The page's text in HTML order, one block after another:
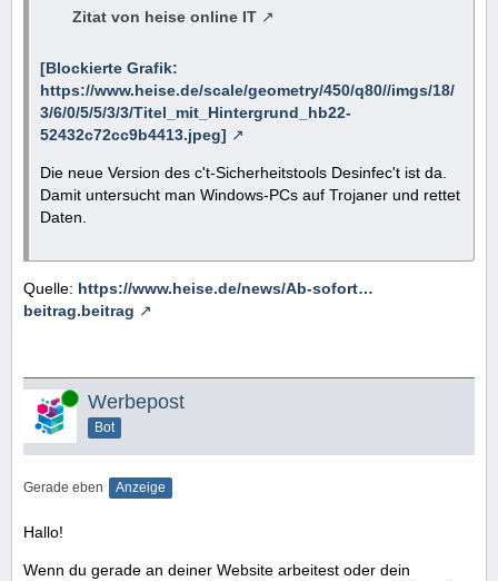
Zitat von heise online IT
[Blockierte Grafik:
https://www.heise.de/scale/geometry/450/q80//imgs/18/
3/6/0/5/5/3/3/Titel_mit_Hintergrund_hb22-
52432c72cc9b4413.jpeg]
Die neue Version des c't-Sicherheitstools Desinfec't ist da.
Damit untersucht man Windows-PCs auf Trojaner und rettet
Daten.
Quelle: https://www.heise.de/news/Ab-sofort…
beitrag.beitrag
Online Werbepost
Bot
Gerade eben Anzeige
Hallo!
Wenn du gerade an deiner Website arbeitest oder dein